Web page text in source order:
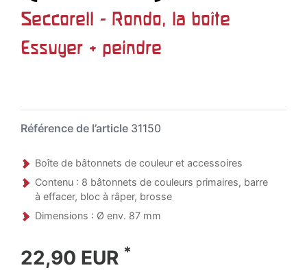
Seccorell - Rondo, la boîte
Essuyer + peindre
Référence de l’article 31150
Boîte de bâtonnets de couleur et accessoires
Contenu : 8 bâtonnets de couleurs primaires, barre
à effacer, bloc à râper, brosse
Dimensions : Ø env. 87 mm
22,90 EUR *